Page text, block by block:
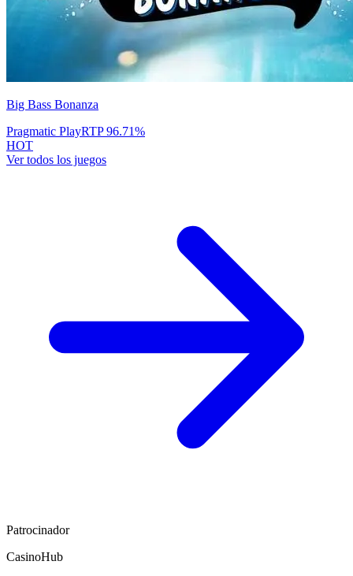
Big Bass Bonanza
Pragmatic PlayRTP96.71%
HOT
Ver todos los juegos
Patrocinador
CasinoHub